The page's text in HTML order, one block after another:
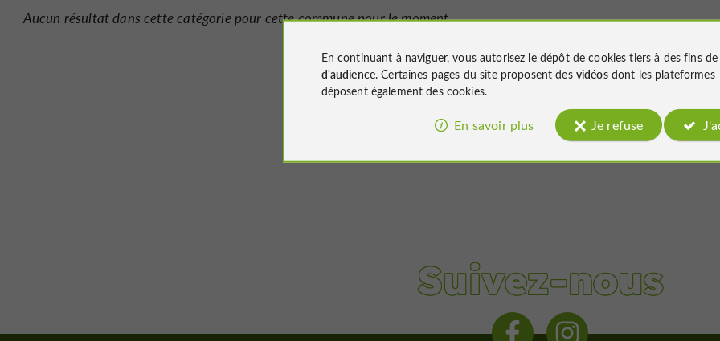
Aucun résultat dans cette catégorie pour cette commune pour le moment...
Suivez-nous
En continuant à naviguer, vous autorisez le dépôt de cookies tiers à des fins de
d'audience. Certaines pages du site proposent des vidéosdont les plateformes
déposent également des cookies.
En savoir plus Je refuse